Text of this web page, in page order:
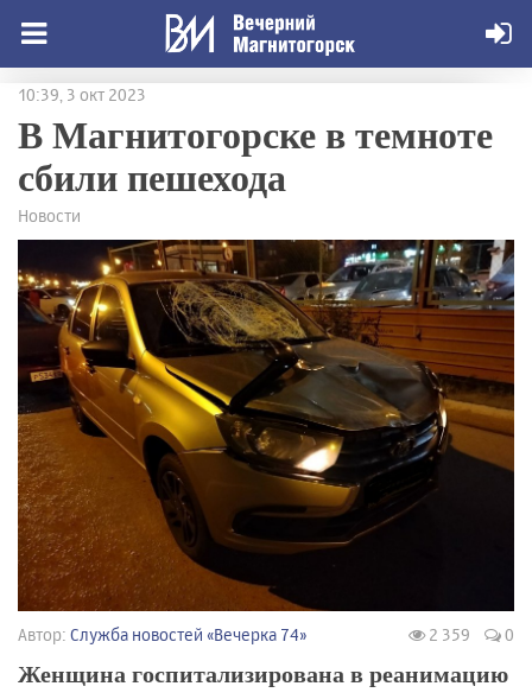
10:39, 3 окт 2023
В Магнитогорске в темноте
сбили пешехода
Новости
Автор: Служба новостей «Вечерка 74» 2 359 0
Женщина госпитализирована в реанимацию